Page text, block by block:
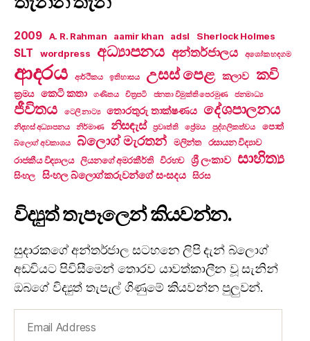
2009 A. R. Rahman aamir khan adsl Sherlock Holmes
SLT wordpress අධ්‍යාපනය අන්තර්ජාලය අශෝක හඳගම
ආදරය ආර්ථිකය ඉතිහාසය උසස් පෙළ කලාව කවි
ක්‍රමය කෙටි කතා ගණිතය චිත්‍රපටි ජනතා විමුක්ති පෙරමුණ ජනමාධ්‍ය
ජීවිතය ටෙලි නාට්‍ය තොරතුරු තාක්ෂණය දේශපාලනය
නිදහස් අධ්‍යාපනය නිර්මාණ නිසඳැස් ප්‍රවෘත්ති ප්‍රේමය පුද්ගලිකත්වය පොත්
බ්ලොග් අවකාශය බ්ලොග් මැරතන් මලින්ත
රසායන විද්‍යාව
රාජකීය විද්‍යාලය
ලියනගේ අමරකීර්ති විරහව ශ්‍රී ලංකාව සාහිත්‍ය
සිංහල සිංහල බ්ලොග්කරුවන්ගේ සංසදය සිරස
විද්‍යුත් තැපෑලෙන් කියවන්න.
සුදාරකගේ අන්තර්ජාල සටහනෙ ලිපි දැන් බ්ලොග්
අඩවියට පිවිසීමෙන් තොරව යාවත්කාලීන වූ සැනින්
ඔබගේ විද්‍යුත් තැපැල් ගිණුමේ කියවන්න පුලුවන්.
Address